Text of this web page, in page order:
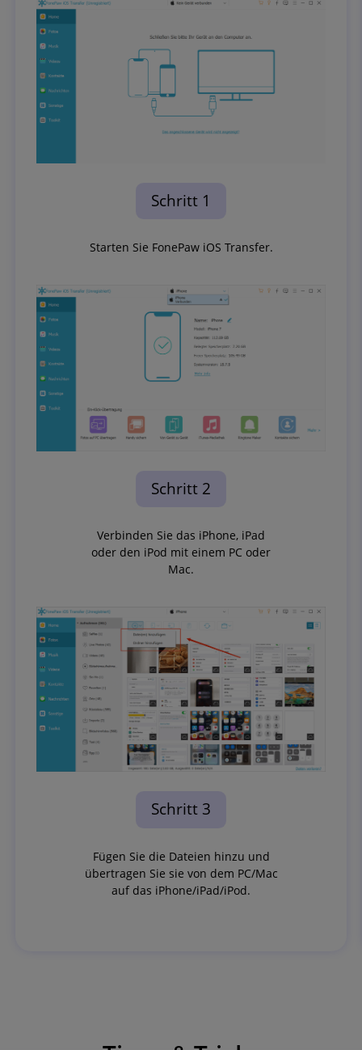
Schritt 1
Starten Sie FonePaw iOS Transfer.
Schritt 2
Verbinden Sie das iPhone, iPad
oder den iPod mit einem PC oder
Mac.
Schritt 3
Fügen Sie die Dateien hinzu und
übertragen Sie sie von dem PC/Mac
auf das iPhone/iPad/iPod.